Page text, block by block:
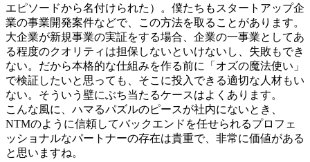
エピソードから名付けられた）。僕たちもスタートアップ企
業の事業開発案件などで、この方法を取ることがあります。
大企業が新規事業の実証をする場合、企業の一事業としてあ
る程度のクオリティは担保しないといけないし、失敗もでき
ない。だから本格的な仕組みを作る前に「オズの魔法使い」
で検証したいと思っても、そこに投入できる適切な人材もい
ない。そういう壁にぶち当たるケースはよくあります。
こんな風に、ハマるパズルのピースが社内にないとき、
NTMのように信頼してバックエンドを任せられるプロフェ
ッショナルなパートナーの存在は貴重で、非常に価値がある
と思いますね。